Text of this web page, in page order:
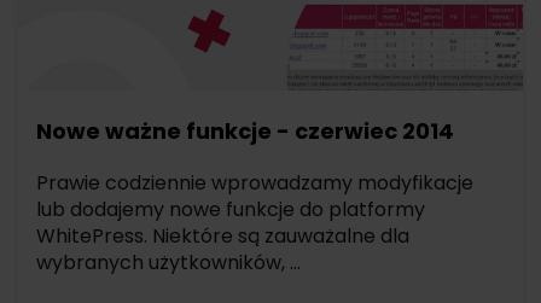
Nowe ważne funkcje - czerwiec 2014
Prawie codziennie wprowadzamy modyfikacje
lub dodajemy nowe funkcje do platformy
WhitePress. Niektóre są zauważalne dla
wybranych użytkowników, ...